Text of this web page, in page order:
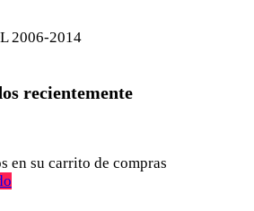
2006-2014
recientemente
en su carrito de compras